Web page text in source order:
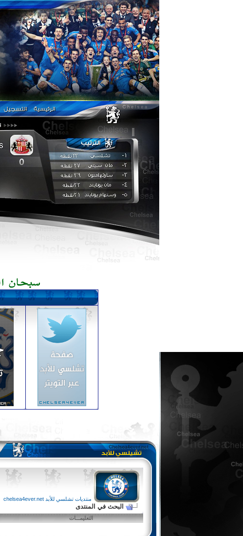
منتديات تشلسي للأبد chelsea4ever.net
البحث في المنتدى
التعليمـــات